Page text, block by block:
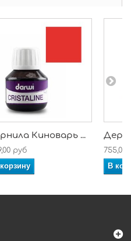
Киноварь ...
руб 755,00
В